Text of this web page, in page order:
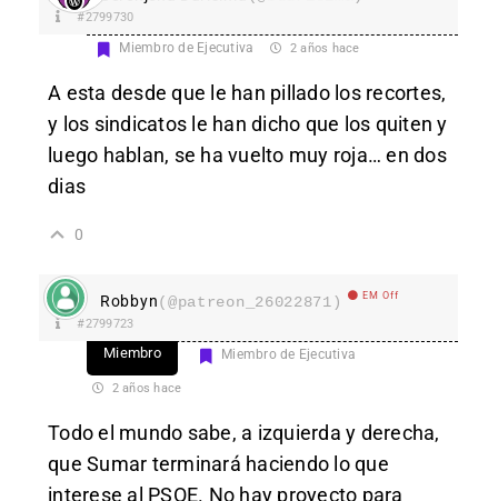
#2799730
Miembro de Ejecutiva 2 años hace
A esta desde que le han pillado los recortes,
y los sindicatos le han dicho que los quiten y
luego hablan, se ha vuelto muy roja… en dos
dias
0
Robbyn(@patreon_26022871) EM Off
#2799723
Miembro Miembro de Ejecutiva
2 años hace
Todo el mundo sabe, a izquierda y derecha,
que Sumar terminará haciendo lo que
interese al PSOE. No hay proyecto para